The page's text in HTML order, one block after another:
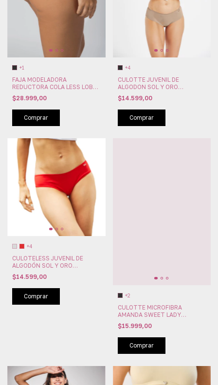
+1
FAJA MODELADORA
REDUCTORA COLA LESS LOBA
LUPO BRASIL (LU41010-001)
$28.999,00
Comprar
+4
CULOTTE JUVENIL DE
ALGODON SOL Y ORO
(SYO7499)
$14.599,00
Comprar
+4
CULOTELESS JUVENIL DE
ALGODÓN SOL Y ORO
(SYO7496)
$14.599,00
Comprar +2
CULOTTE MICROFIBRA
AMANDA SWEET LADY
(SW213-77)
$15.999,00
Comprar